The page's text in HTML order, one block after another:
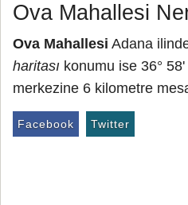
Ova Mahallesi
Ova Mahallesi Adana
haritası konumu ise 36°
merkezine 6 kilometre
Facebook Twitter